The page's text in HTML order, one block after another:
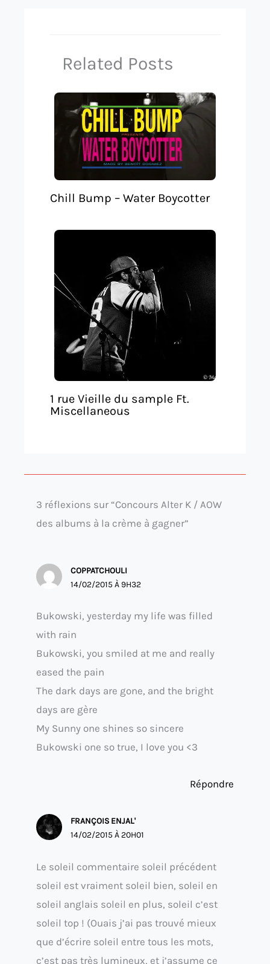
Related Posts
Chill Bump – Water Boycotter
1 rue Vieille du sample Ft.
Miscellaneous
3 réflexions sur “Concours Alter K / AOW
des albums à la crème à gagner”
COPPATCHOULI
14/02/2015 À 9H32
Bukowski, yesterday my life was filled
with rain
Bukowski, you smiled at me and really
eased the pain
The dark days are gone, and the bright
days are gère
My Sunny one shines so sincere
Bukowski one so true, I love you <3
Répondre
FRANÇOIS ENJAL'
14/02/2015 À 20H01
Le soleil commentaire soleil précédent
soleil est vraiment soleil bien, soleil en
soleil anglais soleil en plus, soleil c’est
soleil top ! (Ouais j’ai pas trouvé mieux
que d’écrire soleil entre tous les mots,
c’est pas très lumineux, et j’assume ce